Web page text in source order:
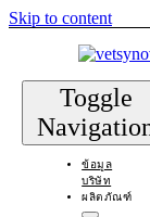
Skip to content
Toggle
ข้อมูล
บริษัท
ผลิตภัณฑ์